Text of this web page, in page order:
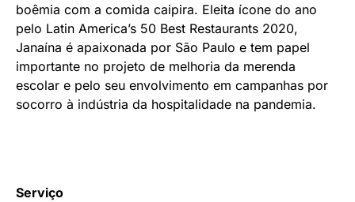
boêmia com a comida caipira. Eleita ícone do ano
pelo Latin America’s 50 Best Restaurants 2020,
Janaína é apaixonada por São Paulo e tem papel
importante no projeto de melhoria da merenda
escolar e pelo seu envolvimento em campanhas por
socorro à indústria da hospitalidade na pandemia.
Serviço